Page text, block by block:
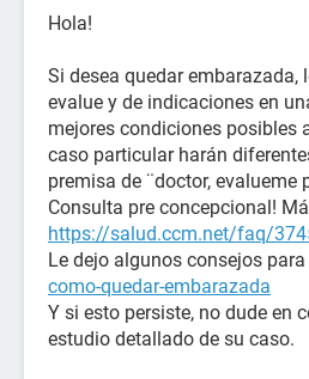
Hola!
Si desea quedar
evalue y de indicaciones en
mejores condiciones posibles
caso particular harán
premisa de ¨doctor,
Consulta pre concepcional!
https://salud.ccm.net/faq/
Le dejo algunos consejos
como-quedar-embarazada
Y si esto persiste, no dude en
estudio detallado de su caso.